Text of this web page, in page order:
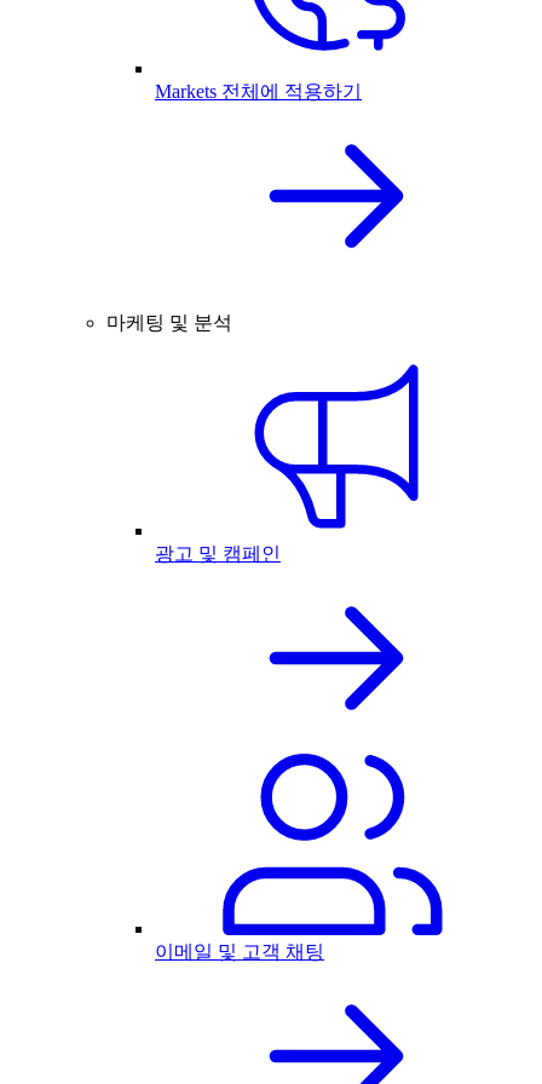
Markets 전체에 적용하기
마케팅 및 분석
광고 및 캠페인
이메일 및 고객 채팅